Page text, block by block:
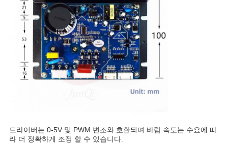
드라이버는 0-5V 및 PWM 변조와 호환되며 바람 속도는 수요에 따
라 더 정확하게 조정 할 수 있습니다.